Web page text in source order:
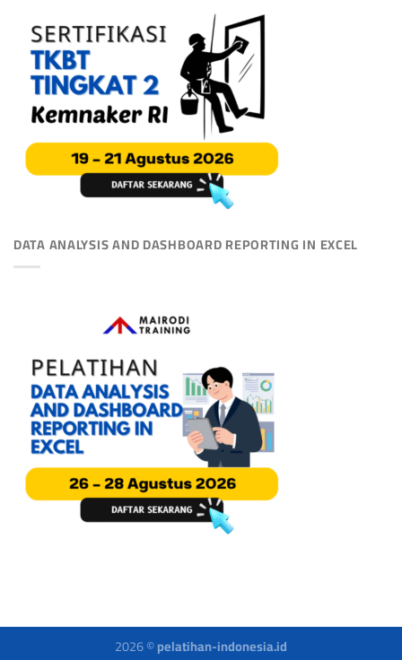
DATA ANALYSIS AND DASHBOARD REPORTING IN EXCEL
2026 ©pelatihan-indonesia.id